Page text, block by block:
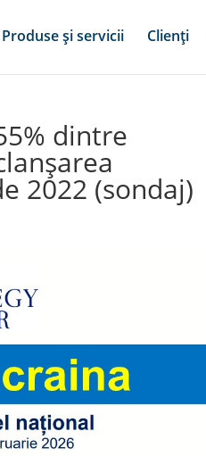
Produse și servicii Clienți
dintre
2022 (sondaj)